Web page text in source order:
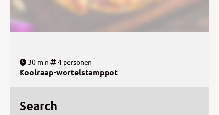
30 min 4 personen
Koolraap-wortelstamppot
Search